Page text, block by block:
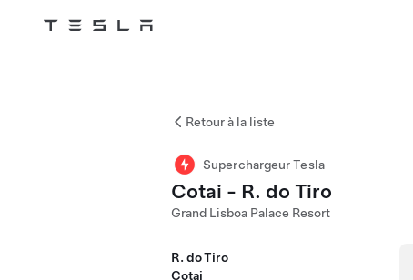
Tesla
Retour à la liste
Superchargeur Tesla
Cotai - R. do Tiro
Grand Lisboa Palace Resort
R. do Tiro
Cotai